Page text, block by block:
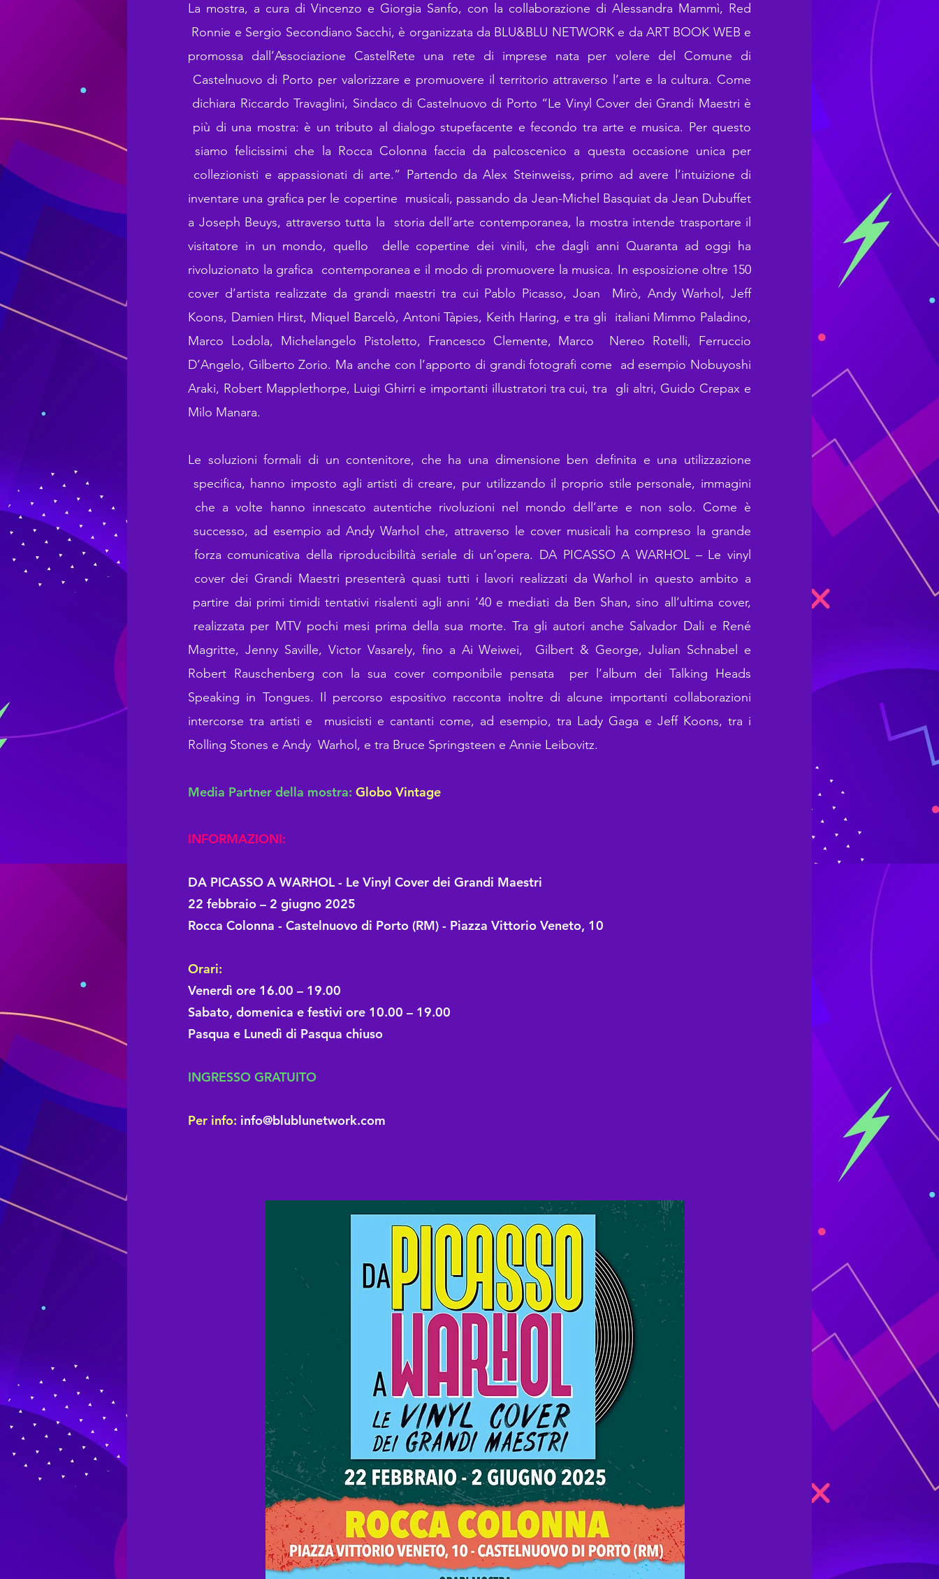
La mostra, a cura di Vincenzo e Giorgia Sanfo, con la collaborazione di Alessandra Mammì, Red
Ronnie e Sergio Secondiano Sacchi, è organizzata da BLU&BLU NETWORK e da ART BOOK WEB e
promossa dall’Associazione CastelRete una rete di imprese nata per volere del Comune di
Castelnuovo di Porto per valorizzare e promuovere il territorio attraverso l’arte e la cultura. Come
dichiara Riccardo Travaglini, Sindaco di Castelnuovo di Porto “Le Vinyl Cover dei Grandi Maestri è
più di una mostra: è un tributo al dialogo stupefacente e fecondo tra arte e musica. Per questo
siamo felicissimi che la Rocca Colonna faccia da palcoscenico a questa occasione unica per
collezionisti e appassionati di arte.” Partendo da Alex Steinweiss, primo ad avere l’intuizione di
inventare una grafica per le copertine musicali, passando da Jean-Michel Basquiat da Jean Dubuffet
a Joseph Beuys, attraverso tutta la storia dell’arte contemporanea, la mostra intende trasportare il
visitatore in un mondo, quello delle copertine dei vinili, che dagli anni Quaranta ad oggi ha
rivoluzionato la grafica contemporanea e il modo di promuovere la musica. In esposizione oltre 150
cover d’artista realizzate da grandi maestri tra cui Pablo Picasso, Joan Mirò, Andy Warhol, Jeff
Koons, Damien Hirst, Miquel Barcelò, Antoni Tàpies, Keith Haring, e tra gli italiani Mimmo Paladino,
Marco Lodola, Michelangelo Pistoletto, Francesco Clemente, Marco Nereo Rotelli, Ferruccio
D’Angelo, Gilberto Zorio. Ma anche con l’apporto di grandi fotografi come ad esempio Nobuyoshi
Araki, Robert Mapplethorpe, Luigi Ghirri e importanti illustratori tra cui, tra gli altri, Guido Crepax e
Milo Manara.
Le soluzioni formali di un contenitore, che ha una dimensione ben definita e una utilizzazione
specifica, hanno imposto agli artisti di creare, pur utilizzando il proprio stile personale, immagini
che a volte hanno innescato autentiche rivoluzioni nel mondo dell’arte e non solo. Come è
successo, ad esempio ad Andy Warhol che, attraverso le cover musicali ha compreso la grande
forza comunicativa della riproducibilità seriale di un’opera. DA PICASSO A WARHOL – Le vinyl
cover dei Grandi Maestri presenterà quasi tutti i lavori realizzati da Warhol in questo ambito a
partire dai primi timidi tentativi risalenti agli anni ‘40 e mediati da Ben Shan, sino all’ultima cover,
realizzata per MTV pochi mesi prima della sua morte. Tra gli autori anche Salvador Dali e René
Magritte, Jenny Saville, Victor Vasarely, fino a Ai Weiwei, Gilbert & George, Julian Schnabel e
Robert Rauschenberg con la sua cover componibile pensata per l’album dei Talking Heads
Speaking in Tongues. Il percorso espositivo racconta inoltre di alcune importanti collaborazioni
intercorse tra artisti e musicisti e cantanti come, ad esempio, tra Lady Gaga e Jeff Koons, tra i
Rolling Stones e Andy Warhol, e tra Bruce Springsteen e Annie Leibovitz.
Media Partner della mostra: Globo Vintage
INFORMAZIONI:
DA PICASSO A WARHOL - Le Vinyl Cover dei Grandi Maestri
22 febbraio – 2 giugno 2025
Rocca Colonna - Castelnuovo di Porto (RM) - Piazza Vittorio Veneto, 10
Orari:
Venerdì ore 16.00 – 19.00
Sabato, domenica e festivi ore 10.00 – 19.00
Pasqua e Lunedì di Pasqua chiuso
INGRESSO GRATUITO
Per info: info@blublunetwork.com